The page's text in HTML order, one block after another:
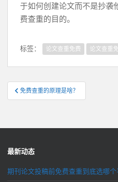
于如何创建论文而不是抄袭
费查重的目的。
标签： 论文查重免费 论文查重
文
章
航
免费查重的原理是啥？
最新动态
期刊论文投稿前免费查重到底选哪个